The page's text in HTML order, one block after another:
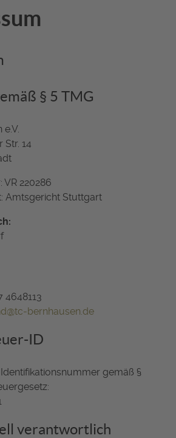
§ 5 TMG
Str. 14
VR 220286
Amtsgericht Stuttgart
4648113
bernhausen.de
ID
gemäß §
verantwortlich